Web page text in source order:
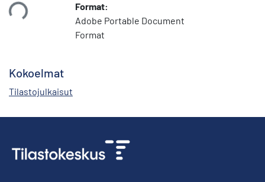
Format:
Adobe Portable Document
Format
Kokoelmat
Tilastojulkaisut